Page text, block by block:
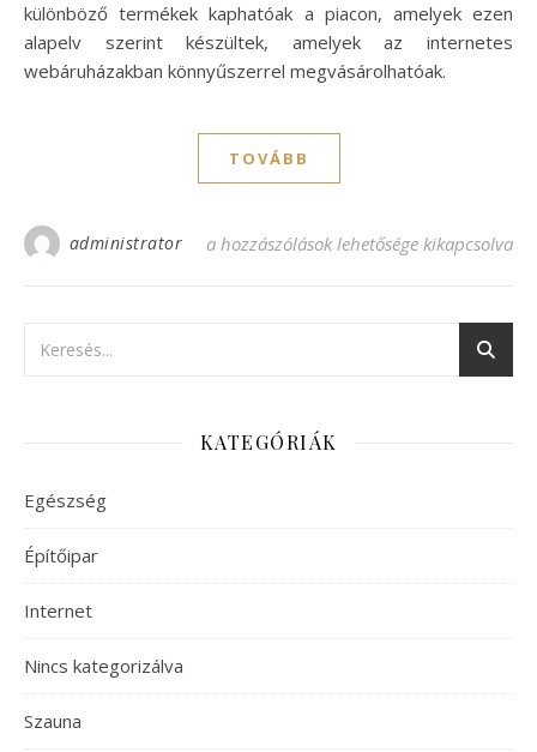
különböző termékek kaphatóak a piacon, amelyek ezen
alapelv szerint készültek, amelyek az internetes
webáruházakban könnyűszerrel megvásárolhatóak.
TOVÁBB
administrator Dr Chen: hagyományos kínai orvoslás és
a hozzászólások lehetősége kikapcsolva
KATEGÓRIÁK
Egészség
Építőipar
Internet
Nincs kategorizálva
Szauna